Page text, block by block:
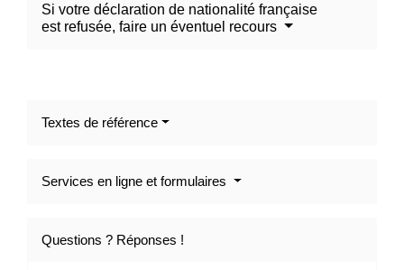
Si votre déclaration de nationalité française
est refusée, faire un éventuel recours
Textes de référence
Services en ligne et formulaires
Questions ? Réponses !